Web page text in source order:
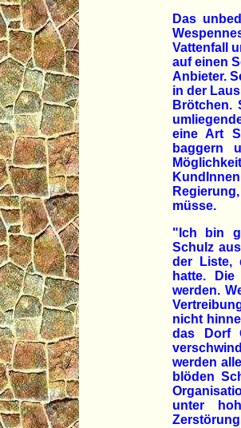
Das
Vattenfall
auf einen
Anbieter.
in der
Brötchen.
eine Art
baggern
müsse.
"Ich bin
Schulz
der Liste,
hatte.
werden.
nicht
das Dorf
werden
blöden
unter